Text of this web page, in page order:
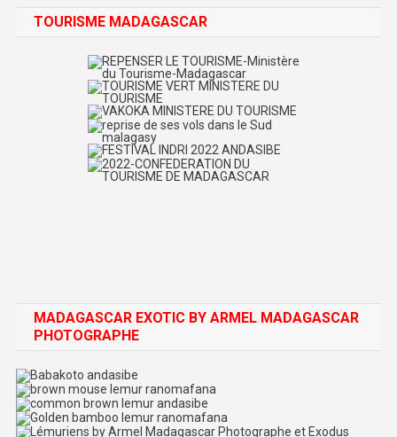
TOURISME MADAGASCAR
MADAGASCAR EXOTIC BY ARMEL MADAGASCAR
PHOTOGRAPHE